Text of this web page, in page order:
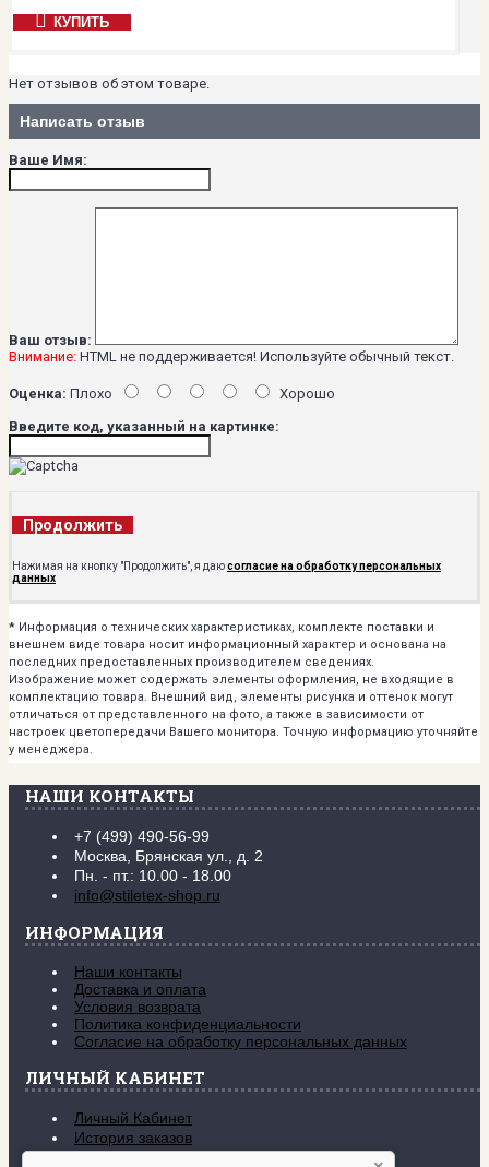
КУПИТЬ
Нет отзывов об этом товаре.
Написать отзыв
Ваше Имя:
Ваш отзыв:
Внимание: HTML не поддерживается! Используйте обычный текст.
Оценка: Плохо
Хорошо
Введите код, указанный на картинке:
Продолжить
Нажимая на кнопку "Продолжить", я даюсогласие на обработку персональных
данных
* Информация о технических характеристиках, комплекте поставки и
внешнем виде товара носит информационный характер и основана на
последних предоставленных производителем сведениях.
Изображение может содержать элементы оформления, не входящие в
комплектацию товара. Внешний вид, элементы рисунка и оттенок могут
отличаться от представленного на фото, а также в зависимости от
настроек цветопередачи Вашего монитора. Точную информацию уточняйте
у менеджера.
НАШИ КОНТАКТЫ
+7 (499) 490-56-99
Москва, Брянская ул., д. 2
Пн. - пт.: 10.00 - 18.00
info@stiletex-shop.ru
ИНФОРМАЦИЯ
Наши контакты
Доставка и оплата
Условия возврата
Политика конфиденциальности
Согласие на обработку персональных данных
ЛИЧНЫЙ КАБИНЕТ
Личный Кабинет
История заказов
Закладки (0)